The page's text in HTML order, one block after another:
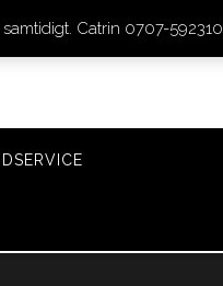
Catrin 0707-592310